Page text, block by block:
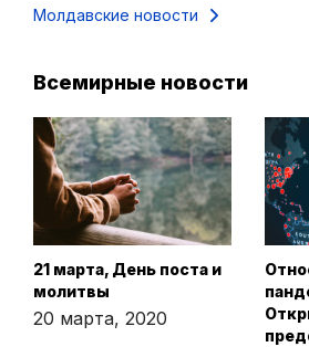
Молдавские новости
Всемирные новости
21 марта, День поста и
молитвы
20 марта, 2020